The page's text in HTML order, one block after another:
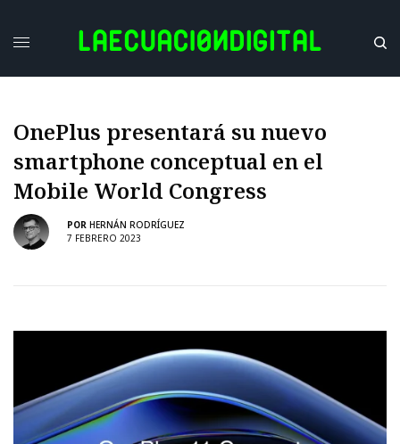
OnePlus presentará su nuevo
smartphone conceptual en el
Mobile World Congress
POR HERNÁN RODRÍGUEZ
7 FEBRERO 2023